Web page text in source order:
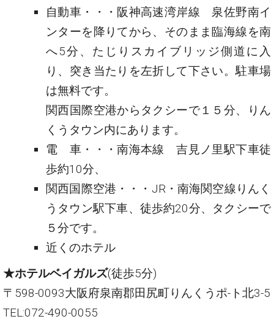
自動車・・・阪神高速湾岸線 泉佐野南イ
ンターを降りてから、そのまま臨海線を南
へ5分、たじりスカイブリッジ側道に入
り、突き当たりを左折して下さい。駐車場
は無料です。
関西国際空港からタクシーで１５分、りん
くうタウン内にあります。
電 車・・・南海本線 吉見ノ里駅下車徒
歩約10分、
関西国際空港・・・JR・南海関空線りんく
うタウン駅下車、徒歩約20分、タクシーで
５分です。
近くのホテル
★ホテルベイガルズ(徒歩5分)
〒598-0093大阪府泉南郡田尻町りんくうポ-ト北3-5
TEL:072-490-0055